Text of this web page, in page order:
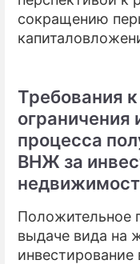
сокращению
Требования
ограничения
процесса
ВНЖ за
Положительное
выдаче вида на